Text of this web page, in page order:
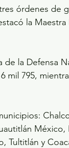
órdenes de
la
la Defensa
mil 795,
Tultitlán y